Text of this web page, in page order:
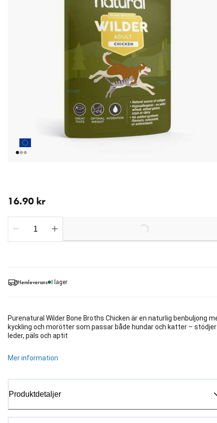
Hemleverans I lager
Purenatural Wilder Bone Broths Chicken är en naturlig benbuljong
kyckling och morötter som passar både hundar och katter – stödjer
leder, päls och aptit
Mer information
Produktdetaljer
16.90 kr
Loading...